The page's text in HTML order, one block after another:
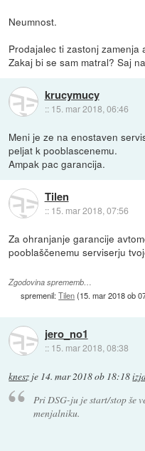
Neumnost.
Prodajalec ti zastonj
Zakaj bi se sam matral? Saj
krucymucy
:: 15. mar 2018, 06:46
Meni je ze na enostaven
peljat k pooblascenemu.
Ampak pac garancija.
Tilen
:: 15. mar 2018, 07:56
Za ohranjanje garancije
pooblaščenemu serviserju
Zgodovina sprememb…
spremenil:Tilen(15. mar 2018 ob
jero_no1
:: 15. mar 2018, 08:38
knesz je 14. mar 2018 ob 18:18
Pri DSG-ju je start/stop še
menjalniku.